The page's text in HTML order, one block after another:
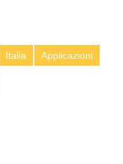
Italia
Applicazioni